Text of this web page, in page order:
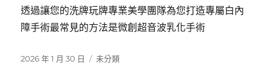
透過讓您的洗牌玩牌專業美學團隊為您打造專屬白內
障手術最常見的方法是微創超音波乳化手術
發
2026 年 1 月 30 日
分
未分類